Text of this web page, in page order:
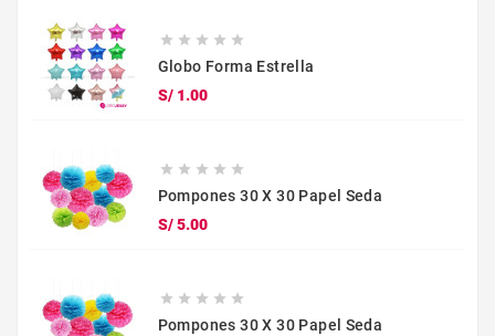
    
Globo Forma Estrella
S/ 1.00Precio
    
Pompones 30 X 30 Papel Seda
S/ 5.00Precio
    
Pompones 30 X 30 Papel Seda